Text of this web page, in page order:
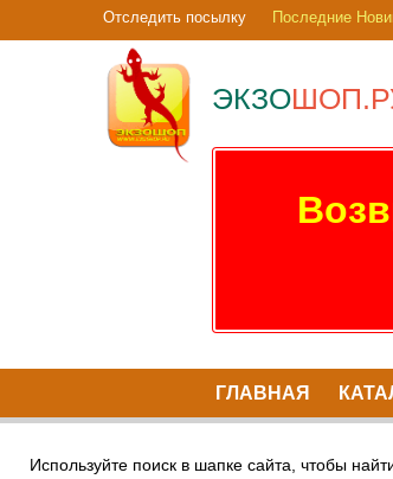
Отследить посылку Последние
ЭКЗО
ГЛАВНАЯ
Используйте поиск в шапке сайта, чтобы